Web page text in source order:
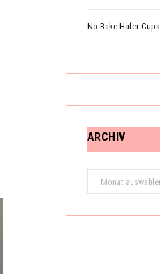
No Bake Hafer Cups
ARCHIV
Archiv